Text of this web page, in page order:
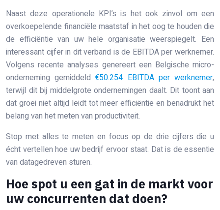
Naast deze operationele KPI’s is het ook zinvol om een
overkoepelende financiële maatstaf in het oog te houden die
de efficiëntie van uw hele organisatie weerspiegelt. Een
interessant cijfer in dit verband is de EBITDA per werknemer.
Volgens recente analyses genereert een Belgische micro-
onderneming gemiddeld€50.254 EBITDA per werknemer,
terwijl dit bij middelgrote ondernemingen daalt. Dit toont aan
dat groei niet altijd leidt tot meer efficiëntie en benadrukt het
belang van het meten van productiviteit.
Stop met alles te meten en focus op de drie cijfers die u
écht vertellen hoe uw bedrijf ervoor staat. Dat is de essentie
van datagedreven sturen.
Hoe spot u een gat in de markt voor
uw concurrenten dat doen?